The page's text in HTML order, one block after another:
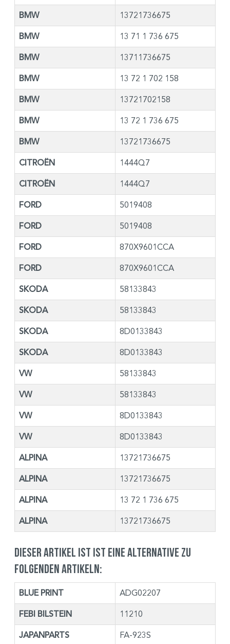
BMW 13721736675
BMW 13 71 1 736 675
BMW 13711736675
BMW 13 72 1 702 158
BMW 13721702158
BMW 13 72 1 736 675
BMW 13721736675
CITROËN 1444Q7
CITROËN 1444Q7
FORD 5019408
FORD 5019408
FORD 870X9601CCA
FORD 870X9601CCA
SKODA 58133843
SKODA 58133843
SKODA 8D0133843
SKODA 8D0133843
VW 58133843
VW 58133843
VW 8D0133843
VW 8D0133843
ALPINA 13721736675
ALPINA 13721736675
ALPINA 13 72 1 736 675
ALPINA 13721736675
Dieser Artikel ist ist eine Alternative zu
folgenden Artikeln:
BLUE PRINT ADG02207
FEBI BILSTEIN 11210
JAPANPARTS FA-923S